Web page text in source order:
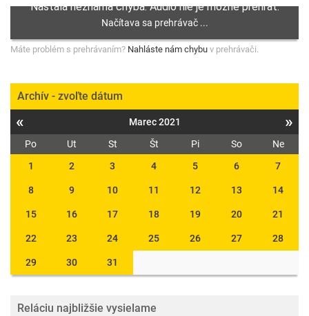
Máte problém s prehrávaním? Nahláste nám chybu v prehrávači.
Archív - zvoľte dátum
« Marec 2021 »
Po Ut St Št Pi So
Ne
1
2 3 4 5 6 7
8 9 10 11 12 13 14
15 16 17 18 19 20 21
22 23 24 25 26 27 28
29 30 31
Reláciu najbližšie vysielame